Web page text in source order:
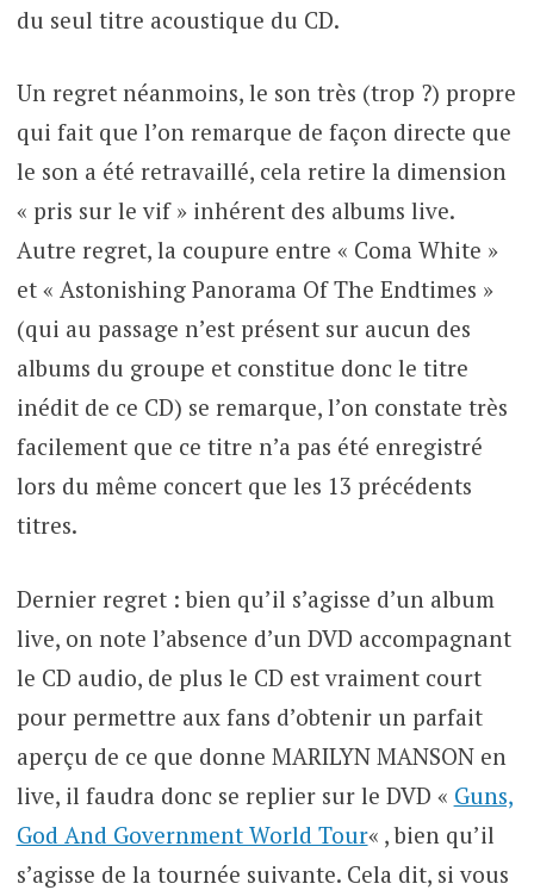
du seul titre acoustique du CD.
Un regret néanmoins, le son très (trop ?) propre
qui fait que l’on remarque de façon directe que
le son a été retravaillé, cela retire la dimension
« pris sur le vif » inhérent des albums live.
Autre regret, la coupure entre « Coma White »
et « Astonishing Panorama Of The Endtimes »
(qui au passage n’est présent sur aucun des
albums du groupe et constitue donc le titre
inédit de ce CD) se remarque, l’on constate très
facilement que ce titre n’a pas été enregistré
lors du même concert que les 13 précédents
titres.
Dernier regret : bien qu’il s’agisse d’un album
live, on note l’absence d’un DVD accompagnant
le CD audio, de plus le CD est vraiment court
pour permettre aux fans d’obtenir un parfait
aperçu de ce que donne MARILYN MANSON en
live, il faudra donc se replier sur le DVD « Guns,
God And Government World Tour« , bien qu’il
s’agisse de la tournée suivante. Cela dit, si vous